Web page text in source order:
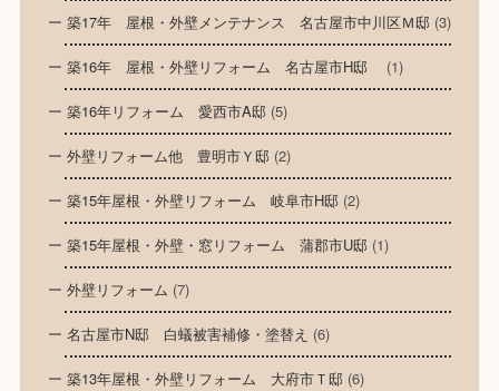
築17年 屋根・外壁メンテナンス 名古屋市中川区Ｍ邸(3)
築16年 屋根・外壁リフォーム 名古屋市H邸 (1)
築16年リフォーム 愛西市A邸(5)
外壁リフォーム他 豊明市Ｙ邸(2)
築15年屋根・外壁リフォーム 岐阜市H邸(2)
築15年屋根・外壁・窓リフォーム 蒲郡市U邸(1)
外壁リフォーム (7)
名古屋市N邸 白蟻被害補修・塗替え (6)
築13年屋根・外壁リフォーム 大府市Ｔ邸(6)